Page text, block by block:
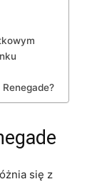
się z